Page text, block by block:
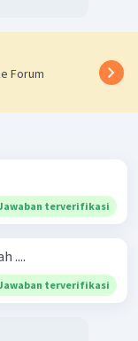
Forum
terverifikasi
....
terverifikasi